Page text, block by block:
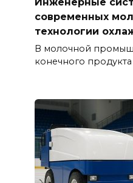
современных
технологии
В молочной
конечного продукта